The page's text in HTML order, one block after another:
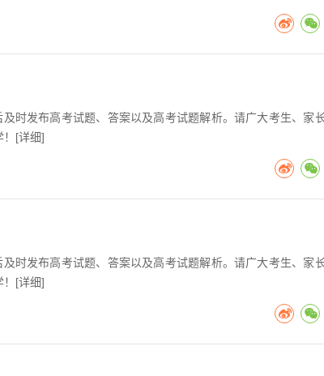
时发布高考试题、答案以及高考试题解析。请广大考生、家
！[详细]
时发布高考试题、答案以及高考试题解析。请广大考生、家
！[详细]